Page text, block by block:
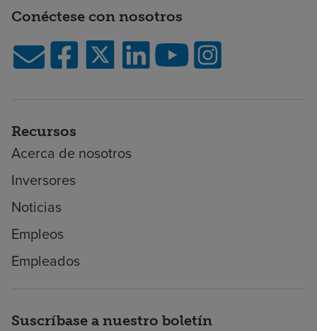
Conéctese con nosotros
Recursos
Acerca de nosotros
Inversores
Noticias
Empleos
Empleados
Suscríbase a nuestro boletín